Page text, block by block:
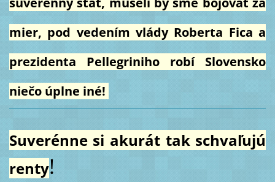
mier, pod vedením vlády Roberta Fica a
prezidenta Pellegriniho robí Slovensko
niečo úplne iné!
Suverénne si akurát tak schvaľujú
renty!